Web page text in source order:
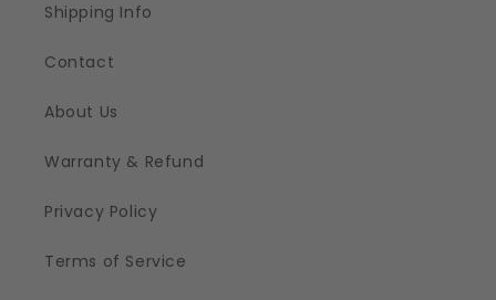
Shipping Info
Contact
About Us
Warranty & Refund
Privacy Policy
Terms of Service